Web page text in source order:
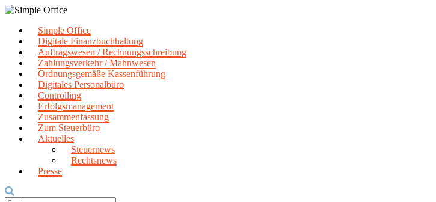
Zum
springen
Simple Office
Die einfache Lösung der digitalen Buchhaltung
Simple Office
Digitale Finanzbuchhaltung
Auftragswesen / Rechnungsschreibung
Zahlungsverkehr / Mahnwesen
Ordnungsgemäße Kassenführung
Digitales Personalbüro
Controlling
Erfolgsmanagement
Zusammenfassung
Zum Steuerbüro
Aktuelles
Steuernews
Rechtsnews
Presse